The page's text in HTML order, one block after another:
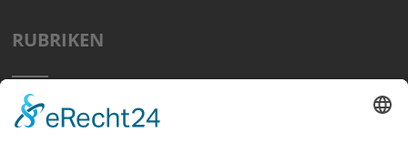
RUBRIKEN
Home